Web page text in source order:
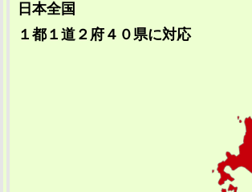
日本全国
１都１道２府４０県に対応